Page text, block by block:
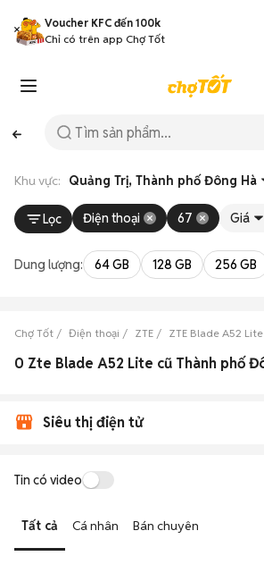
Voucher KFC đến 100k
Chỉ có trên app Chợ Tốt
Khu vực: Quảng Trị, Thành phố Đông Hà
Lọc Điện thoại 67 Giá
Dung lượng: 64 GB 128 GB 256 GB
Chợ Tốt Điện thoại ZTE ZTE Blade A52 Lite
Siêu thị điện tử
Tin có video
Tất cả Cá nhân Bán chuyên